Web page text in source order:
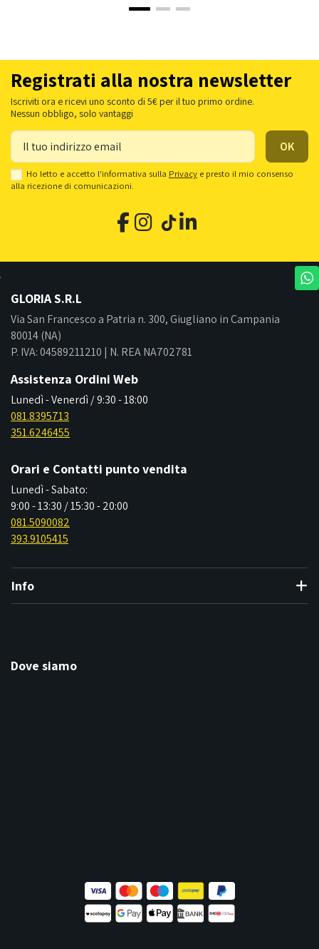
Registrati alla nostra newsletter
Iscriviti ora e ricevi uno sconto di 5€ per il tuo primo ordine.
Nessun obbligo, solo vantaggi
Ho letto e accetto l'informativa sulla Privacy e presto il mio consenso
alla ricezione di comunicazioni.
GLORIA S.R.L
Via San Francesco a Patria n. 300, Giugliano in Campania
80014 (NA)
P. IVA: 04589211210 | N. REA NA702781
Assistenza Ordini Web
Lunedì - Venerdì / 9:30 - 18:00
081.8395713
351.6246455
Orari e Contatti punto vendita
Lunedì - Sabato:
9:00 - 13:30 / 15:30 - 20:00
081.5090082
393.9105415
Info
Dove siamo